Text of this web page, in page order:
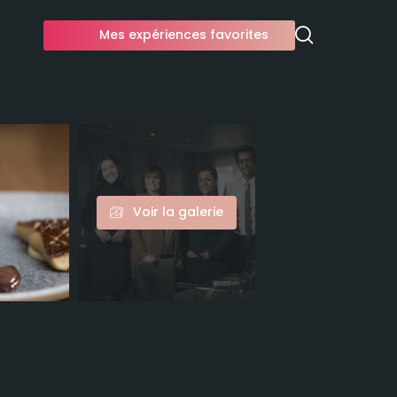
Mes expériences favorites
Voir la galerie